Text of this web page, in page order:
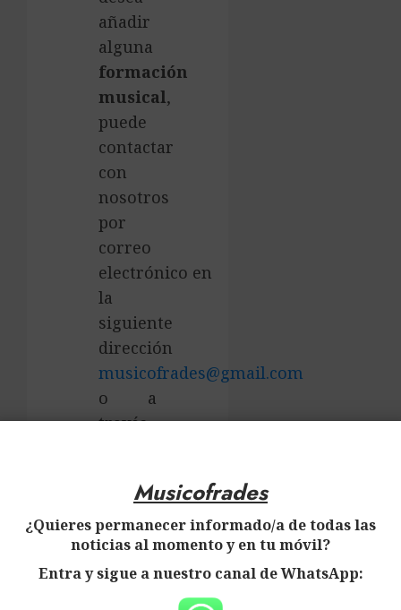
añadir
alguna
formación
musical,
puede
contactar
con
nosotros
por
correo
electrónico en
la
siguiente
dirección
musicofrades@gmail.com
o a
través
en las
redes
sociales
que se
Musicofrades
¿Quieres permanecer informado/a de todas las
noticias al momento y en tu móvil?
Entra y sigue a nuestro canal de WhatsApp: